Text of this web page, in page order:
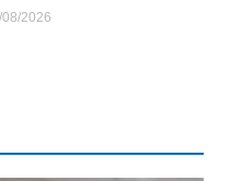
2026